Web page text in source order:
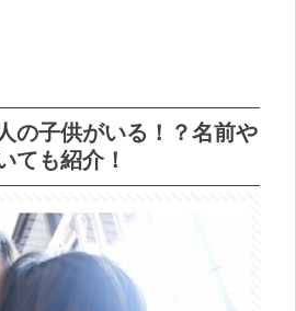
の子供がいる！？名前や
ても紹介！